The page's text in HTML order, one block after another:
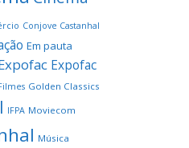
Conjove Castanhal
Em pauta
Expofac
Golden Classics
IFPA Moviecom
Música